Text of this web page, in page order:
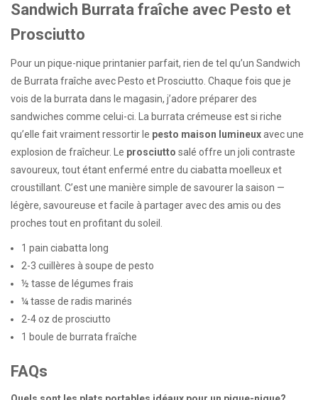
Sandwich Burrata fraîche avec Pesto et
Prosciutto
Pour un pique-nique printanier parfait, rien de tel qu’un Sandwich
de Burrata fraîche avec Pesto et Prosciutto. Chaque fois que je
vois de la burrata dans le magasin, j’adore préparer des
sandwiches comme celui-ci. La burrata crémeuse est si riche
qu’elle fait vraiment ressortir le pesto maison lumineuxavec une
explosion de fraîcheur. Le prosciutto salé offre un joli contraste
savoureux, tout étant enfermé entre du ciabatta moelleux et
croustillant. C’est une manière simple de savourer la saison —
légère, savoureuse et facile à partager avec des amis ou des
proches tout en profitant du soleil.
1 pain ciabatta long
2-3 cuillères à soupe de pesto
½ tasse de légumes frais
¼ tasse de radis marinés
2-4 oz de prosciutto
1 boule de burrata fraîche
FAQs